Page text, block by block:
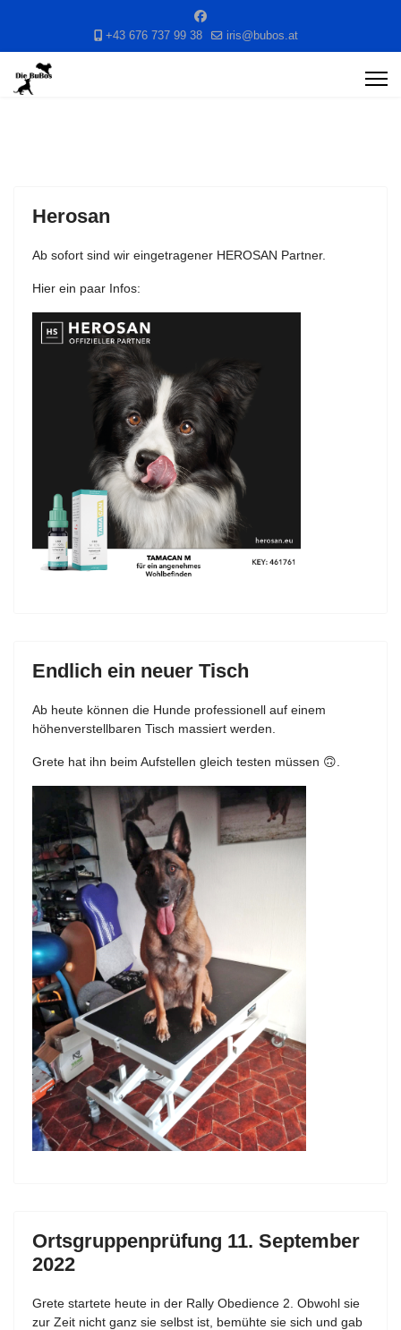
+43 676 737 99 38 iris@bubos.at
Herosan
Ab sofort sind wir eingetragener HEROSAN Partner.
Hier ein paar Infos:
Endlich ein neuer Tisch
Ab heute können die Hunde professionell auf einem
höhenverstellbaren Tisch massiert werden.
Grete hat ihn beim Aufstellen gleich testen müssen 🙃.
Ortsgruppenprüfung 11. September
2022
Grete startete heute in der Rally Obedience 2. Obwohl sie
zur Zeit nicht ganz sie selbst ist, bemühte sie sich und gab